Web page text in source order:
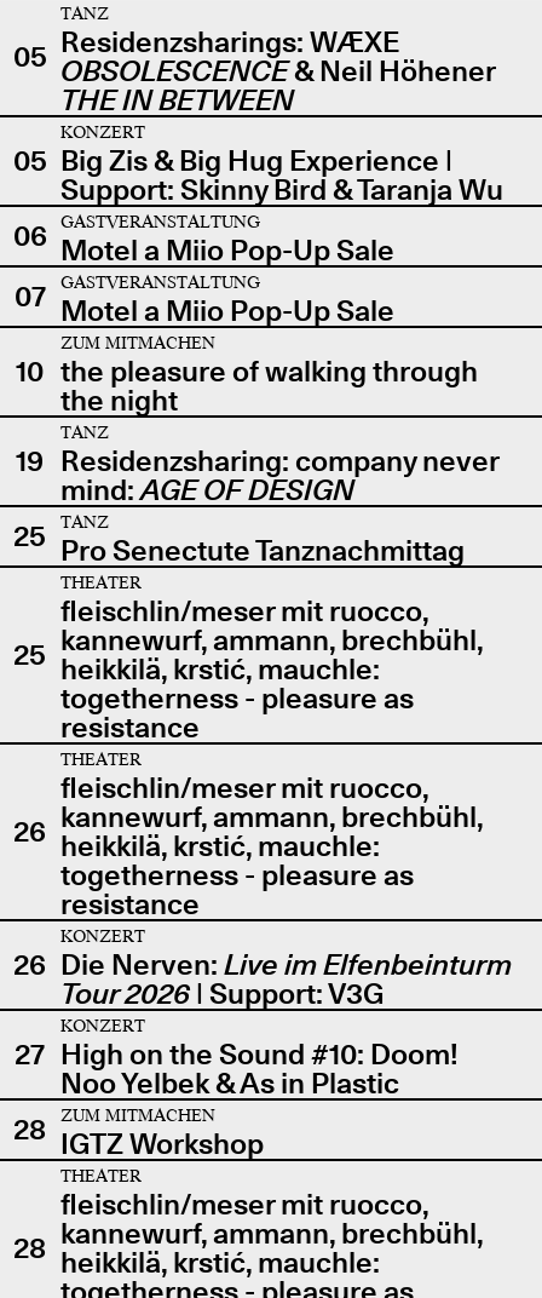
05
TANZ
Residenzsharings: WÆXE
OBSOLESCENCE& Neil Höhener
THE IN BETWEEN
05
KONZERT
Big Zis & Big Hug Experience |
Support: Skinny Bird & Taranja Wu
06
GASTVERANSTALTUNG
Motel a Miio Pop-Up Sale
07
GASTVERANSTALTUNG
Motel a Miio Pop-Up Sale
10
ZUM MITMACHEN
the pleasure of walking through
the night
19
TANZ
Residenzsharing: company never
mind:AGE OF DESIGN
25
TANZ
Pro Senectute Tanznachmittag
25
THEATER
fleischlin/meser mit ruocco,
kannewurf, ammann, brechbühl,
heikkilä, krstić, mauchle:
togetherness - pleasure as
resistance
26
THEATER
fleischlin/meser mit ruocco,
kannewurf, ammann, brechbühl,
heikkilä, krstić, mauchle:
togetherness - pleasure as
resistance
26
KONZERT
Die Nerven: Live im Elfenbeinturm
Tour 2026| Support: V3G
27
KONZERT
High on the Sound #10: Doom!
Noo Yelbek & As in Plastic
28
ZUM MITMACHEN
IGTZ Workshop
28
THEATER
fleischlin/meser mit ruocco,
kannewurf, ammann, brechbühl,
heikkilä, krstić, mauchle: